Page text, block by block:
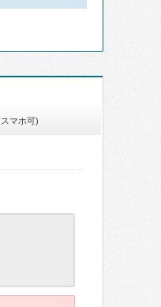
マホ可)